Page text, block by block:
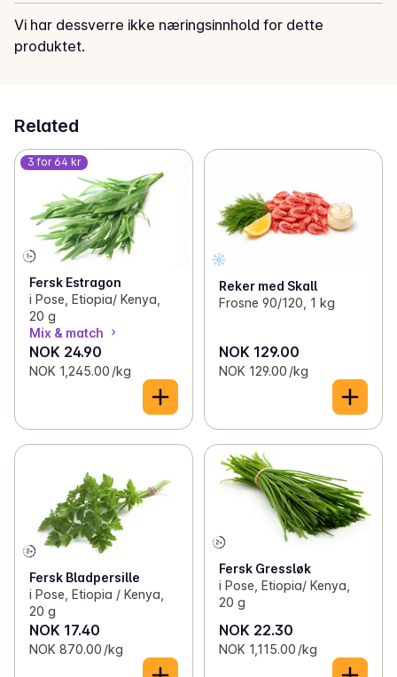
Vi har dessverre ikke næringsinnhold for dette
produktet.
Related
3 for 64 kr
Fersk Estragon
i Pose, Etiopia/ Kenya,
20 g
Mix & match
NOK 24.90
NOK 1,245.00 /kg
Reker med Skall
Frosne 90/120, 1 kg
NOK 129.00
NOK 129.00 /kg
Fersk Bladpersille
i Pose, Etiopia / Kenya,
20 g
NOK 17.40
NOK 870.00 /kg
Fersk Gressløk
i Pose, Etiopia/ Kenya,
20 g
NOK 22.30
NOK 1,115.00 /kg